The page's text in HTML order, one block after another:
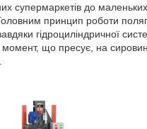
супермаркетів до
принцип роботи
гідроциліндричної
момент, що пресує, на